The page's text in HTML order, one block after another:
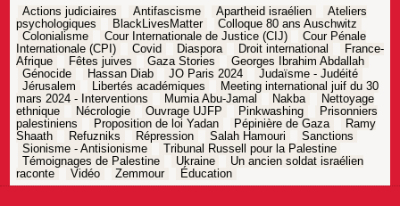
Actions judiciaires Antifascisme Apartheid israélien
Ateliers
psychologiques
BlackLivesMatter
Colloque 80 ans Auschwitz
Colonialisme
Cour Internationale de Justice (CIJ)
Cour Pénale
Internationale (CPI)
Covid Diaspora Droit international
France-
Afrique
Fêtes juives Gaza Stories
Georges Ibrahim Abdallah
Génocide
Hassan Diab JO Paris 2024
Judaïsme - Judéité
Jérusalem
Libertés académiques
Meeting international juif du 30
mars 2024 - Interventions
Mumia Abu-Jamal Nakba
Nettoyage
ethnique
Nécrologie Ouvrage UJFP Pinkwashing
Prisonniers
palestiniens
Proposition de loi Yadan Pépinière de Gaza
Ramy
Shaath
Refuzniks Répression Salah Hamouri
Sanctions
Sionisme - Antisionisme
Tribunal Russell pour la Palestine
Témoignages de Palestine
Ukraine
Un ancien soldat israélien
raconte
Vidéo Zemmour Éducation
Navigation